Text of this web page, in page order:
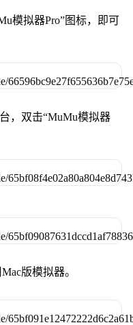
模拟器Pro”图标，即可
，双击“MuMu模拟器
版模拟器。